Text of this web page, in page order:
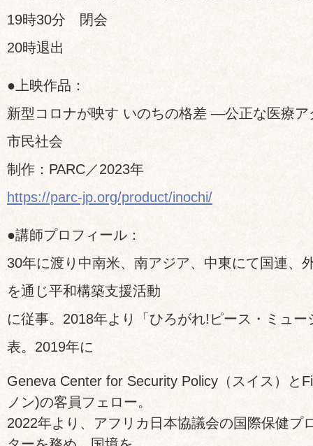
19時30分 閉会
20時退出
●上映作品：
新型コロナが映す いのちの格差 ―公正な医療ア
市民社会
制作：PARC／2023年
https://parc-jp.org/product/inochi/
●講師プロフィール：
30年に渡り中南米、南アジア、中東にて国連、
を通じ平和構築支援活動
に従事。2018年より「ひろがれ!ピース・ミュ
表。2019年に
Geneva Center for Security Policy（スイス）と
ノン)の客員フェロー。
2022年より、アフリカ日本協議会の国際保健プ